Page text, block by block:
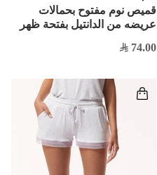
قميص نوم مفتوح بحمالات
عريضه من الدانتيل بفتحة ظهر
74.00